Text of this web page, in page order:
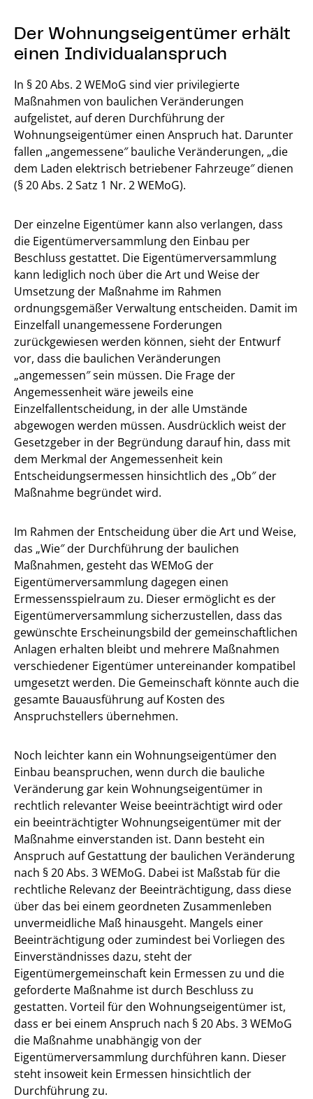
Der Wohnungseigentümer erhält
einen Individualanspruch
In § 20 Abs. 2 WEMoG sind vier privilegierte
Maßnahmen von baulichen Veränderungen
aufgelistet, auf deren Durchführung der
Wohnungseigentümer einen Anspruch hat. Darunter
fallen „angemessene″ bauliche Veränderungen, „die
dem Laden elektrisch betriebener Fahrzeuge″ dienen
(§ 20 Abs. 2 Satz 1 Nr. 2 WEMoG).
Der einzelne Eigentümer kann also verlangen, dass
die Eigentümerversammlung den Einbau per
Beschluss gestattet. Die Eigentümerversammlung
kann lediglich noch über die Art und Weise der
Umsetzung der Maßnahme im Rahmen
ordnungsgemäßer Verwaltung entscheiden. Damit im
Einzelfall unangemessene Forderungen
zurückgewiesen werden können, sieht der Entwurf
vor, dass die baulichen Veränderungen
„angemessen″ sein müssen. Die Frage der
Angemessenheit wäre jeweils eine
Einzelfallentscheidung, in der alle Umstände
abgewogen werden müssen. Ausdrücklich weist der
Gesetzgeber in der Begründung darauf hin, dass mit
dem Merkmal der Angemessenheit kein
Entscheidungsermessen hinsichtlich des „Ob″ der
Maßnahme begründet wird.
Im Rahmen der Entscheidung über die Art und Weise,
das „Wie″ der Durchführung der baulichen
Maßnahmen, gesteht das WEMoG der
Eigentümerversammlung dagegen einen
Ermessensspielraum zu. Dieser ermöglicht es der
Eigentümerversammlung sicherzustellen, dass das
gewünschte Erscheinungsbild der gemeinschaftlichen
Anlagen erhalten bleibt und mehrere Maßnahmen
verschiedener Eigentümer untereinander kompatibel
umgesetzt werden. Die Gemeinschaft könnte auch die
gesamte Bauausführung auf Kosten des
Anspruchstellers übernehmen.
Noch leichter kann ein Wohnungseigentümer den
Einbau beanspruchen, wenn durch die bauliche
Veränderung gar kein Wohnungseigentümer in
rechtlich relevanter Weise beeinträchtigt wird oder
ein beeinträchtigter Wohnungseigentümer mit der
Maßnahme einverstanden ist. Dann besteht ein
Anspruch auf Gestattung der baulichen Veränderung
nach § 20 Abs. 3 WEMoG. Dabei ist Maßstab für die
rechtliche Relevanz der Beeinträchtigung, dass diese
über das bei einem geordneten Zusammenleben
unvermeidliche Maß hinausgeht. Mangels einer
Beeinträchtigung oder zumindest bei Vorliegen des
Einverständnisses dazu, steht der
Eigentümergemeinschaft kein Ermessen zu und die
geforderte Maßnahme ist durch Beschluss zu
gestatten. Vorteil für den Wohnungseigentümer ist,
dass er bei einem Anspruch nach § 20 Abs. 3 WEMoG
die Maßnahme unabhängig von der
Eigentümerversammlung durchführen kann. Dieser
steht insoweit kein Ermessen hinsichtlich der
Durchführung zu.